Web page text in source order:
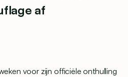
af
voor zijn officiële onthulling